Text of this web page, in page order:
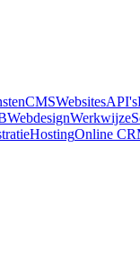
CMSWebsitesAPI's
WebdesignWerkwijze
HostingOnline